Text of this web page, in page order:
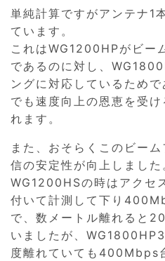
単純計算ですがアンテナ1
ています。
これはWG1200HPがビー
であるのに対し、
ングに対応しているため
でも速度向上の恩恵を受
れます。
また、おそらくこのビー
信の安定性が向上しました
WG1200HSの時はアクセ
付いて計測して下り
で、数メートル離れると
いましたが、
度離れていても400Mbps